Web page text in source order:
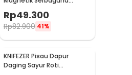
Stainless Steel 30cm -
SUS304
Rp49.300
Rp82.900 41%
KNIFEZER Pisau Dapur
Daging Sayur Roti